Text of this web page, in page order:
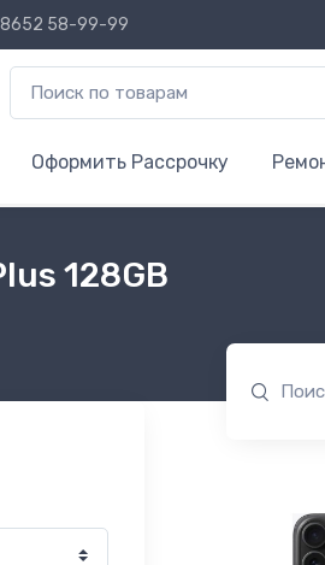
58-99-99
Оформить Рассрочку
128GB